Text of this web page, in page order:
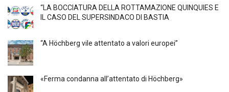
“LA BOCCIATURA DELLA ROTTAMAZIONE QUINQUIES E
IL CASO DEL SUPERSINDACO DI BASTIA
“A Höchberg vile attentato a valori europei”
«Ferma condanna all’attentato di Höchberg»